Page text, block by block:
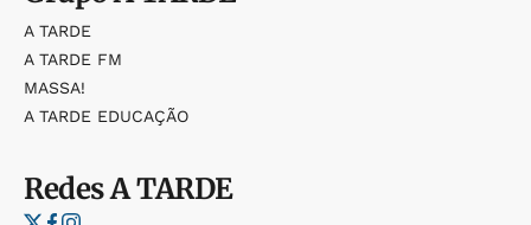
A TARDE
A TARDE FM
MASSA!
A TARDE EDUCAÇÃO
RedesA TARDE